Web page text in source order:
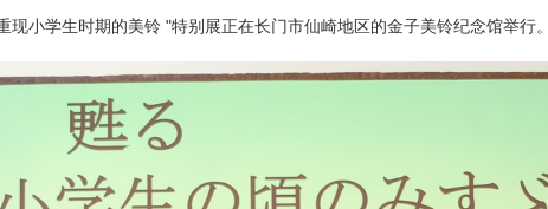
小学生时期的美铃 "特别展正在长门市仙崎地区的金子美铃纪念馆举行